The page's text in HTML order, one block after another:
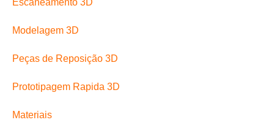
Modelagem 3D
Peças de Reposição 3D
Prototipagem Rapida 3D
Materiais